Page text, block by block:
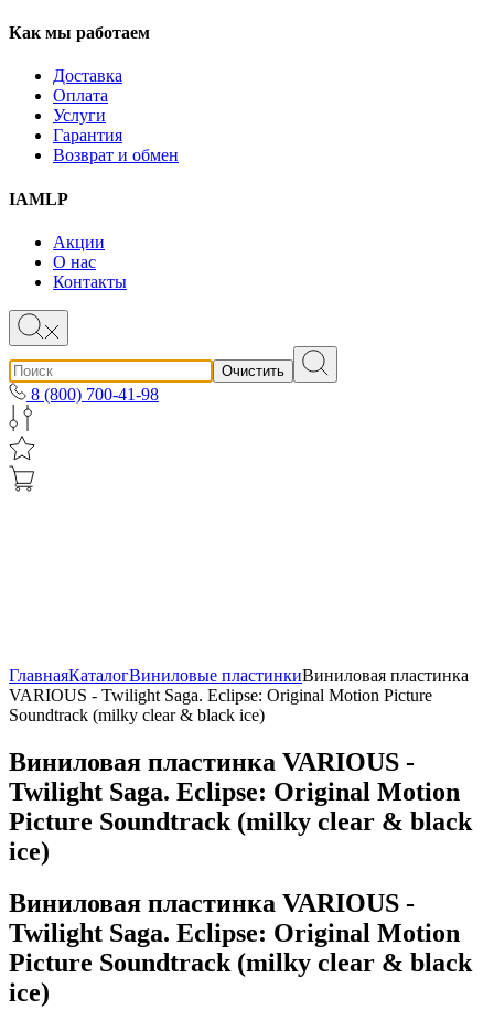
Как мы работаем
Доставка
Оплата
Услуги
Гарантия
Возврат и обмен
IAMLP
Акции
О нас
Контакты
Очистить
8 (800) 700-41-98
ГлавнаяКаталогВиниловые пластинкиВиниловая пластинка
VARIOUS - Twilight Saga. Eclipse: Original Motion Picture
Soundtrack (milky clear & black ice)
Виниловая пластинка VARIOUS -
Twilight Saga. Eclipse: Original Motion
Picture Soundtrack (milky clear & black
ice)
Виниловая пластинка VARIOUS -
Twilight Saga. Eclipse: Original Motion
Picture Soundtrack (milky clear & black
ice)